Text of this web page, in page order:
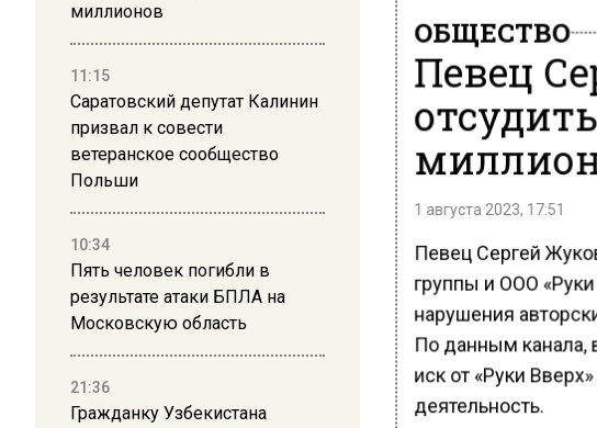
миллионов
11:15
Саратовский депутат Калинин
призвал к совести
ветеранское сообщество
Польши
10:34
Пять человек погибли в
результате атаки БПЛА на
Московскую область
21:36
Гражданку Узбекистана
ОБЩЕСТВО
Певец
1 августа 2023, 17:51
Певец Сергей
группы и ООО «Руки
нарушения
По данным канала,
иск от «Руки
деятельность.